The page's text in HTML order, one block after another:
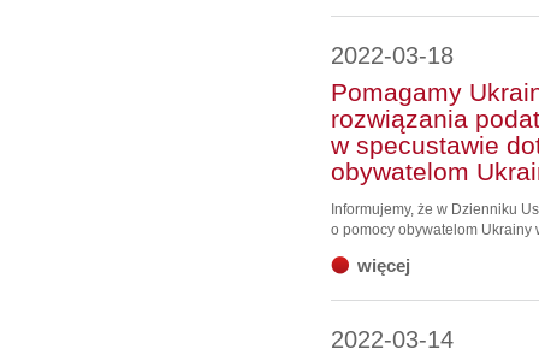
2022-03-18
Pomagamy
rozwiązania
w specustawie
obywatelom
Informujemy, że w Dzienniku
o pomocy obywatelom Ukrainy
więcej
2022-03-14